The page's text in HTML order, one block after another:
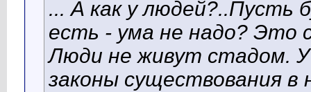
... А как у людей?..Пусть
есть - ума не надо? Это
Люди не живут стадом.
законы существования в